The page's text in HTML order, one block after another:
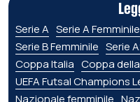
Serie A Serie A Femminile
Serie B Femminile Serie
Coppa Italia Coppa
UEFA Futsal Champions
Nazionale femminile